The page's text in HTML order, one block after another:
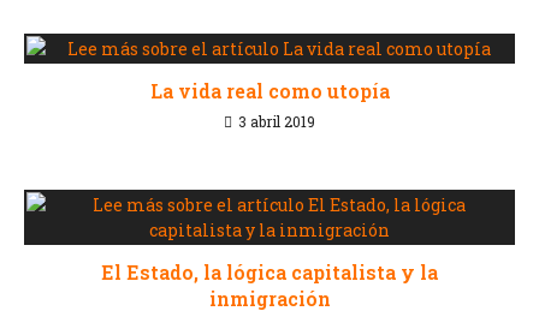
La vida real como utopía
3 abril 2019
El Estado, la lógica capitalista y la
inmigración